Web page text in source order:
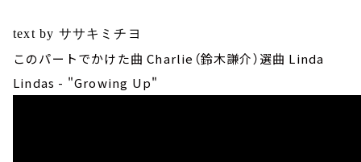
text by ササキミチヨ
このパートでかけた曲 Charlie（鈴木謙介）選曲 Linda
Lindas - "Growing Up"